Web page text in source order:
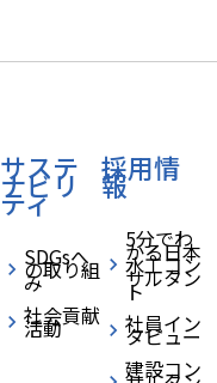
サステ
ナビリ
ティ
SDGsへ
の取り組
み
社会貢献
活動
採用情
報
5分でわ
かる日本
水工コン
サルタン
ト
社員イン
タビュー
建設コン